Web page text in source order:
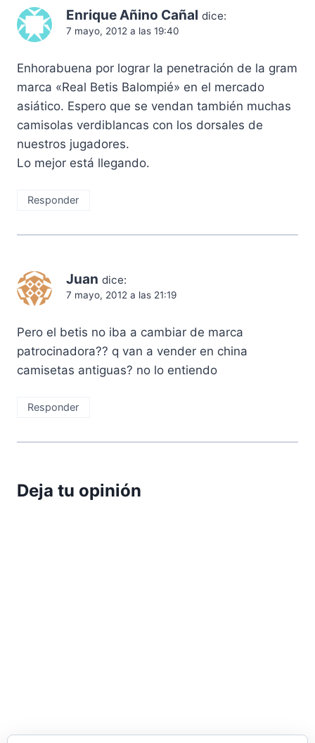
Enrique Añino Cañal dice:
7 mayo, 2012 a las 19:40
Enhorabuena por lograr la penetración de la gram
marca «Real Betis Balompié» en el mercado
asiático. Espero que se vendan también muchas
camisolas verdiblancas con los dorsales de
nuestros jugadores.
Lo mejor está llegando.
Responder
Juan dice:
7 mayo, 2012 a las 21:19
Pero el betis no iba a cambiar de marca
patrocinadora?? q van a vender en china
camisetas antiguas? no lo entiendo
Responder
Deja tu opinión